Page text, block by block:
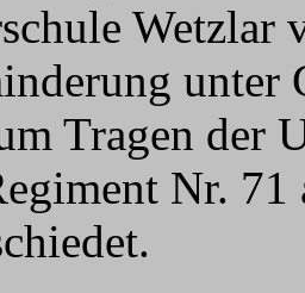
Wetzlar
unter
Tragen der
Nr. 71